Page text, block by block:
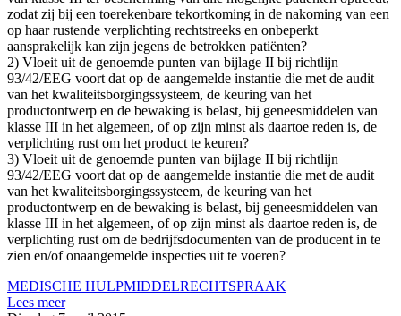
zodat zij bij een toerekenbare tekortkoming in de nakoming van een
op haar rustende verplichting rechtstreeks en onbeperkt
aansprakelijk kan zijn jegens de betrokken patiënten?
2) Vloeit uit de genoemde punten van bijlage II bij richtlijn
93/42/EEG voort dat op de aangemelde instantie die met de audit
van het kwaliteitsborgingssysteem, de keuring van het
productontwerp en de bewaking is belast, bij geneesmiddelen van
klasse III in het algemeen, of op zijn minst als daartoe reden is, de
verplichting rust om het product te keuren?
3) Vloeit uit de genoemde punten van bijlage II bij richtlijn
93/42/EEG voort dat op de aangemelde instantie die met de audit
van het kwaliteitsborgingssysteem, de keuring van het
productontwerp en de bewaking is belast, bij geneesmiddelen van
klasse III in het algemeen, of op zijn minst als daartoe reden is, de
verplichting rust om de bedrijfsdocumenten van de producent in te
zien en/of onaangemelde inspecties uit te voeren?
MEDISCHE HULPMIDDELRECHTSPRAAK
Lees meer